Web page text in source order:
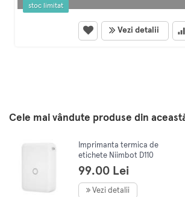
stoc limitat
Vezi detalii
Cele mai vândute produse din
Imprimanta termica de
etichete Niimbot D110
Portable Label Printer Alba
99.00 Lei
Vezi detalii